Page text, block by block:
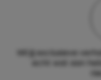
Wil jij exclusieve
echt wat aan